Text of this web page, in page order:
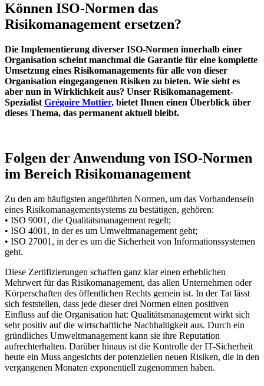
Können ISO-Normen das
Risikomanagement ersetzen?
Die Implementierung diverser ISO-Normen innerhalb einer
Organisation scheint manchmal die Garantie für eine komplette
Umsetzung eines Risikomanagements für alle von dieser
Organisation eingegangenen Risiken zu bieten. Wie sieht es
aber nun in Wirklichkeit aus? Unser Risikomanagement-
Spezialist Grégoire Mottier, bietet Ihnen einen Überblick über
dieses Thema, das permanent aktuell bleibt.
Folgen der Anwendung von ISO-Normen
im Bereich Risikomanagement
Zu den am häufigsten angeführten Normen, um das Vorhandensein
eines Risikomanagementsystems zu bestätigen, gehören:
• ISO 9001, die Qualitätsmanagement regelt;
• ISO 4001, in der es um Umweltmanagement geht;
• ISO 27001, in der es um die Sicherheit von Informationssystemen
geht.
Diese Zertifizierungen schaffen ganz klar einen erheblichen
Mehrwert für das Risikomanagement, das allen Unternehmen oder
Körperschaften des öffentlichen Rechts gemein ist. In der Tat lässt
sich feststellen, dass jede dieser drei Normen einen positiven
Einfluss auf die Organisation hat: Qualitätsmanagement wirkt sich
sehr positiv auf die wirtschaftliche Nachhaltigkeit aus. Durch ein
gründliches Umweltmanagement kann sie ihre Reputation
aufrechterhalten. Darüber hinaus ist die Kontrolle der IT-Sicherheit
heute ein Muss angesichts der potenziellen neuen Risiken, die in den
vergangenen Monaten exponentiell zugenommen haben.